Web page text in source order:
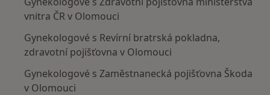
vnitra ČR v Olomouci
Gynekologové s Revírní bratrská pokladna,
zdravotní pojišťovna v Olomouci
Gynekologové s Zaměstnanecká pojišťovna Škoda
v Olomouci